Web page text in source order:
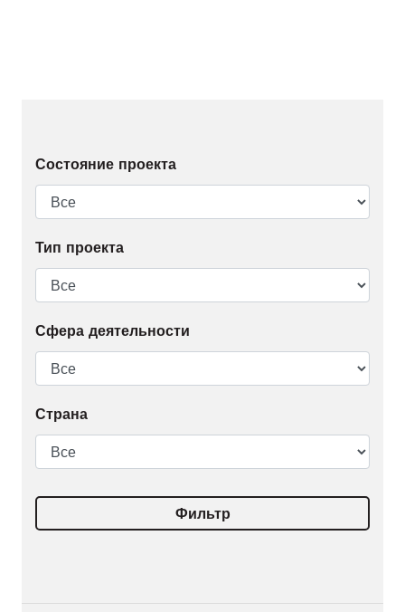
Состояние проекта
Тип проекта
Сфера деятельности
Страна
Фильтр